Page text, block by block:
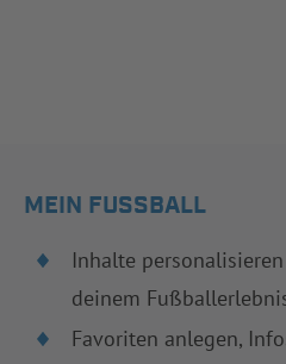
MEIN FUSSBALL
Inhalte
deinem
Favoriten anlegen,